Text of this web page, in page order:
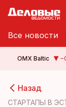
Все новости
OMX Baltic
Назад
СТАРТАПЫ В